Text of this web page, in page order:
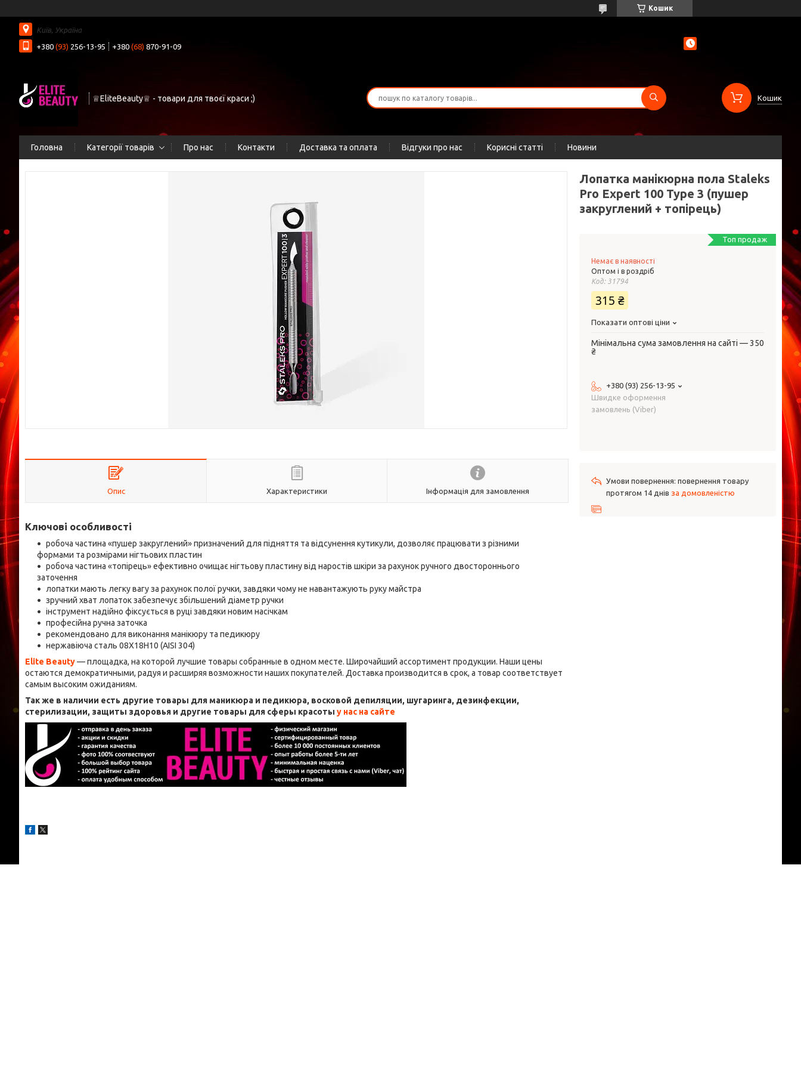
Кошик
Київ, Україна
+380 (93) 256-13-95 +380 (68) 870-91-09
♕EliteBeauty♕ - товари для твоєї краси ;) Кошик
Головна Категорії товарів Про нас Контакти Доставка та оплата Відгуки про нас Корисні статті Новини
Опис Характеристики Інформація для замовлення
Ключові особливості
робоча частина «пушер закруглений» призначений для підняття та відсунення кутикули, дозволяє працювати з різними
формами та розмірами нігтьових пластин
робоча частина «топірець» ефективно очищає нігтьову пластину від наростів шкіри за рахунок ручного двостороннього
заточення
лопатки мають легку вагу за рахунок полої ручки, завдяки чому не навантажують руку майстра
зручний хват лопаток забезпечує збільшений діаметр ручки
інструмент надійно фіксується в руці завдяки новим насічкам
професійна ручна заточка
рекомендовано для виконання манікюру та педикюру
нержавіюча сталь 08Х18Н10 (AISI 304)
Elite Beauty— площадка, на которой лучшие товары собранные в одном месте. Широчайший ассортимент продукции. Наши цены
остаются демократичными, радуя и расширяя возможности наших покупателей. Доставка производится в срок, а товар соответствует
самым высоким ожиданиям.
Так же в наличии есть другие товары для маникюра и педикюра, восковой депиляции, шугаринга, дезинфекции,
стерилизации, защиты здоровья и другие товары для сферы красоты у нас на сайте
Лопатка манікюрна пола Staleks
Pro Expert 100 Type 3 (пушер
закруглений + топірець)
Топ продаж
Немає в наявності
Оптом і в роздріб
Код: 31794
315 ₴
Показати оптові ціни
Мінімальна сума замовлення на сайті — 350
₴
+380 (93) 256-13-95
Швидке оформення
замовлень (Viber)
повернення товару
протягом 14 днів за домовленістю